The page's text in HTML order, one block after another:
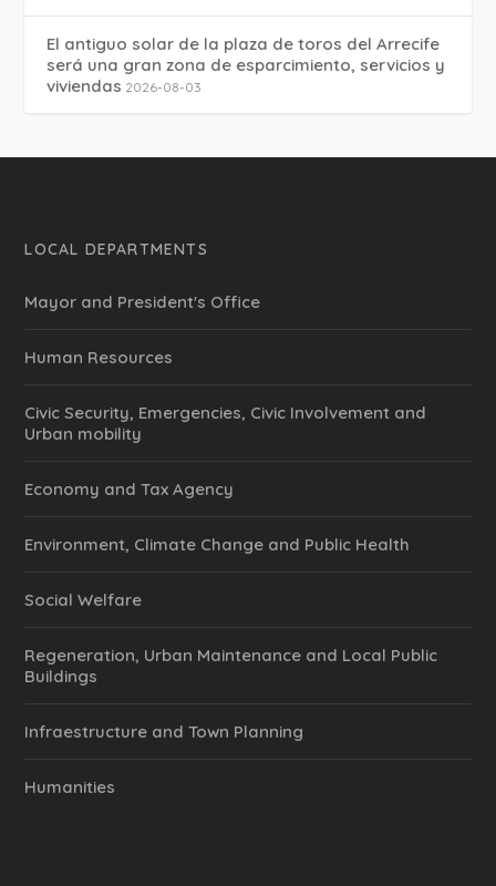
El antiguo solar de la plaza de toros del Arrecife
será una gran zona de esparcimiento, servicios y
viviendas 2026-08-03
LOCAL DEPARTMENTS
Mayor and President's Office
Human Resources
Civic Security, Emergencies, Civic Involvement and
Urban mobility
Economy and Tax Agency
Environment, Climate Change and Public Health
Social Welfare
Regeneration, Urban Maintenance and Local Public
Buildings
Infraestructure and Town Planning
Humanities